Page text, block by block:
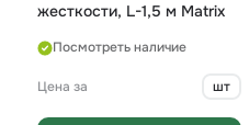
жесткости, L-1,5 м Matrix
Посмотреть наличие
Цена за шт